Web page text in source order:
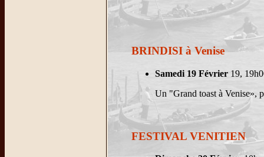
BRINDISI à Venise
Samedi 19 Février 19,
Un "Grand toast à Venise»,
FESTIVAL VENITIEN